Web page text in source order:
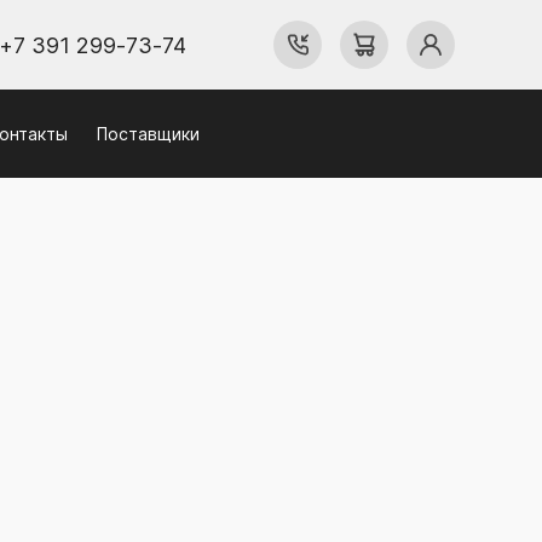
+7 391 299-73-74
Поставщики